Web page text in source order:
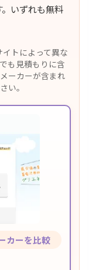
いずれも無料
トによって異な
も見積もりに含
ーカーが含まれ
い。
カーを比較